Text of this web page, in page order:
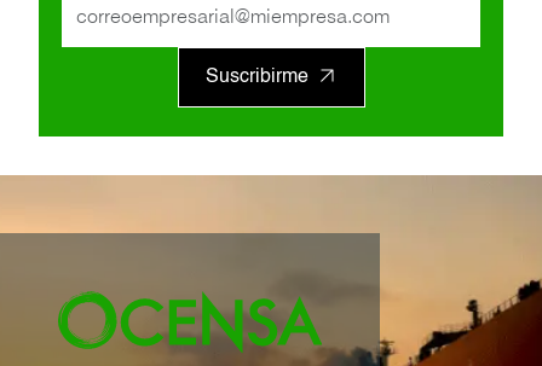
Suscribirme